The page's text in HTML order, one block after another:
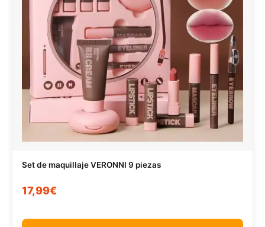
Set de maquillaje VERONNI 9 piezas
17,99€